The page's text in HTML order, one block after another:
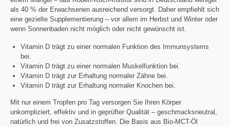
als 40 % der Erwachsenen ausreichend versorgt. Daher empfiehlt sich
eine gezielte Supplementierung – vor allem im Herbst und Winter oder
wenn Sonnenbaden nicht möglich oder nicht gewünscht ist.
Vitamin D trägt zu einer normalen Funktion des Immunsystems
bei.
Vitamin D trägt zu einer normalen Muskelfunktion bei.
Vitamin D trägt zur Erhaltung normaler Zähne bei.
Vitamin D trägt zur Erhaltung normaler Knochen bei.
Mit nur einem Tropfen pro Tag versorgen Sie Ihren Körper
unkompliziert, effektiv und in geprüfter Qualität – geschmacksneutral,
natürlich und frei von Zusatzstoffen. Die Basis aus Bio-MCT-Öl